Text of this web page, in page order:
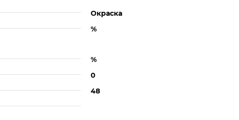
Окраска
%
%
0
48